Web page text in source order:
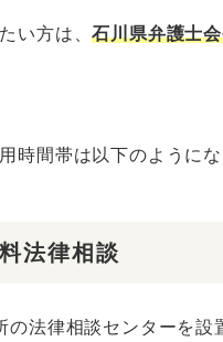
い方は、石川県弁護士
時間帯は以下のようにな
法律相談
の法律相談センターを